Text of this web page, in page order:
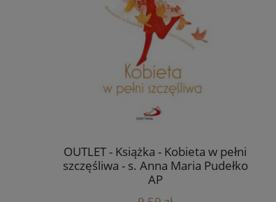
Ikona Jana Pawła II - 40 x 50 cm -
OUTLET